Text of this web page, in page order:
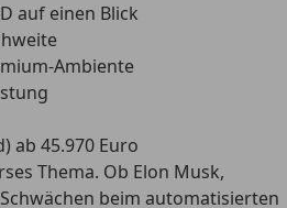
auf einen Blick
Ambiente
ab 45.970 Euro
Thema. Ob Elon Musk,
beim automatisierten